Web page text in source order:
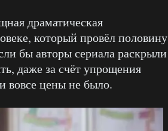
драматическая
который провёл половину
бы авторы сериала раскрыли
даже за счёт упрощения
вовсе цены не было.